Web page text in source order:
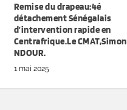
Remise du drapeau:4é
détachement Sénégalais
d’intervention rapide en
Centrafrique.Le CMAT,Simon
NDOUR.
1 mai 2025